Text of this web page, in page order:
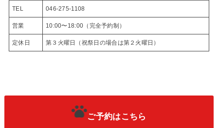
TEL 046-275-1108
営業 10:00〜18:00（完全予約制）
定休日 第３火曜日（祝祭日の場合は第２火曜日）
ご予約はこちら